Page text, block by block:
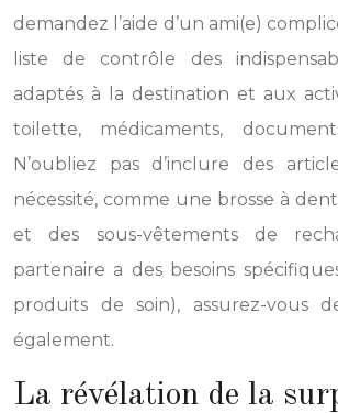
demandez l’aide d’un ami(e)
liste de contrôle des
adaptés à la destination et aux
toilette, médicaments,
N’oubliez pas d’inclure des
nécessité, comme une brosse à
et des sous-vêtements de
partenaire a des besoins
produits de soin), assurez-vous
également.
La révélation de la